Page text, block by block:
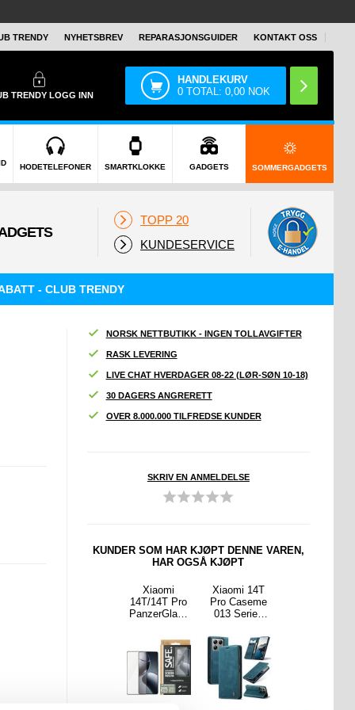
TRENDY NYHETSBREV REPARASJONSGUIDER KONTAKT OSS
TRENDYLOGG INN
HANDLEKURV
0 TOTAL:0,00 NOK
HODETELEFONER SMARTKLOKKE GADGETS SOMMERGADGETS
TOPP 20
KUNDESERVICE
- CLUB TRENDY
NORSK NETTBUTIKK - INGEN TOLLAVGIFTER
RASK LEVERING
LIVE CHAT HVERDAGER 08-22 (LØR-SØN 10-18)
30 DAGERS ANGRERETT
OVER 8.000.000 TILFREDSE KUNDER
SKRIV EN ANMELDELSE
KUNDER SOM HAR KJØPT DENNE VAREN,
HAR OGSÅ KJØPT
Xiaomi
14T/14T Pro
PanzerGlass
Wide Fit
Beskyttelses
glass - 9H -
Svart kant
Xiaomi 14T
Pro Caseme
013 Series
deksel - Blå